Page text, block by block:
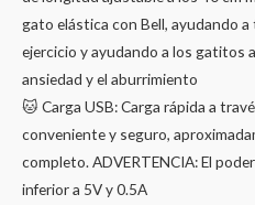
gato elástica con Bell, ayudando
ejercicio y ayudando a los gatitos
ansiedad y el aburrimiento
🐱 Carga USB: Carga rápida a
conveniente y seguro,
completo. ADVERTENCIA: El
inferior a 5V y 0.5A